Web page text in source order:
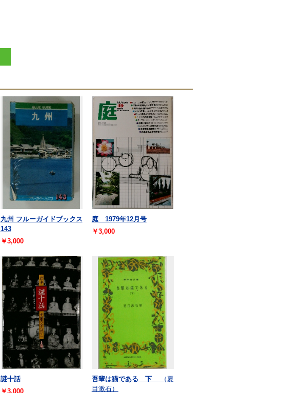
九州 フルーガイドブックス
143
￥3,000
庭 1979年12月号
￥3,000
謎十話
￥3,000
吾輩は猫である 下
（夏
目漱石）